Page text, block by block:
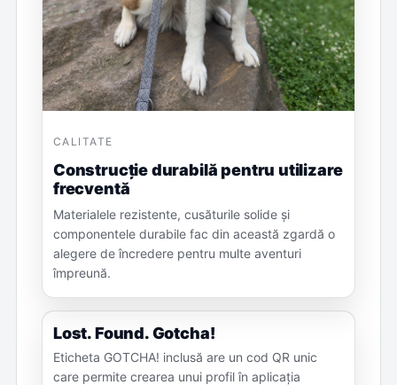
CALITATE
Construcție durabilă pentru utilizare
frecventă
Materialele rezistente, cusăturile solide și
componentele durabile fac din această zgardă o
alegere de încredere pentru multe aventuri
împreună.
Lost. Found. Gotcha!
Eticheta GOTCHA! inclusă are un cod QR unic
care permite crearea unui profil în aplicația